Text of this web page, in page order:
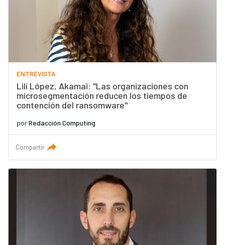
ENTREVISTA
Lilí López, Akamai: "Las organizaciones con
microsegmentación reducen los tiempos de
contención del ransomware"
porRedacción Computing
Compartir